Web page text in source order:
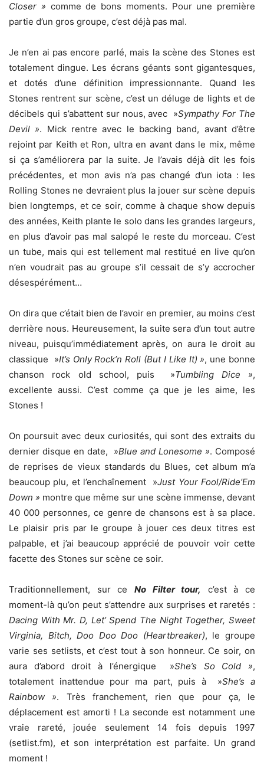
Closer » comme de bons moments. Pour une première
partie d’un gros groupe, c’est déjà pas mal.
Je n’en ai pas encore parlé, mais la scène des Stones est
totalement dingue. Les écrans géants sont gigantesques,
et dotés d’une définition impressionnante. Quand les
Stones rentrent sur scène, c’est un déluge de lights et de
décibels qui s’abattent sur nous, avec »Sympathy For The
Devil ». Mick rentre avec le backing band, avant d’être
rejoint par Keith et Ron, ultra en avant dans le mix, même
si ça s’améliorera par la suite. Je l’avais déjà dit les fois
précédentes, et mon avis n’a pas changé d’un iota : les
Rolling Stones ne devraient plus la jouer sur scène depuis
bien longtemps, et ce soir, comme à chaque show depuis
des années, Keith plante le solo dans les grandes largeurs,
en plus d’avoir pas mal salopé le reste du morceau. C’est
un tube, mais qui est tellement mal restitué en live qu’on
n’en voudrait pas au groupe s’il cessait de s’y accrocher
désespérément…
On dira que c’était bien de l’avoir en premier, au moins c’est
derrière nous. Heureusement, la suite sera d’un tout autre
niveau, puisqu’immédiatement après, on aura le droit au
classique »It’s Only Rock’n Roll (But I Like It) », une bonne
chanson rock old school, puis »Tumbling Dice »,
excellente aussi. C’est comme ça que je les aime, les
Stones !
On poursuit avec deux curiosités, qui sont des extraits du
dernier disque en date, »Blue and Lonesome ». Composé
de reprises de vieux standards du Blues, cet album m’a
beaucoup plu, et l’enchaînement »Just Your Fool/Ride’Em
Down » montre que même sur une scène immense, devant
40 000 personnes, ce genre de chansons est à sa place.
Le plaisir pris par le groupe à jouer ces deux titres est
palpable, et j’ai beaucoup apprécié de pouvoir voir cette
facette des Stones sur scène ce soir.
Traditionnellement, sur ce No Filter tour,
c’est à ce
moment-là qu’on peut s’attendre aux surprises et raretés :
Dacing With Mr. D, Let’ Spend The Night Together, Sweet
Virginia, Bitch, Doo Doo Doo (Heartbreaker), le groupe
varie ses setlists, et c’est tout à son honneur. Ce soir, on
aura d’abord droit à l’énergique »She’s So Cold »,
totalement inattendue pour ma part, puis à »She’s a
Rainbow ». Très franchement, rien que pour ça, le
déplacement est amorti ! La seconde est notamment une
vraie rareté, jouée seulement 14 fois depuis 1997
(setlist.fm), et son interprétation est parfaite. Un grand
moment !